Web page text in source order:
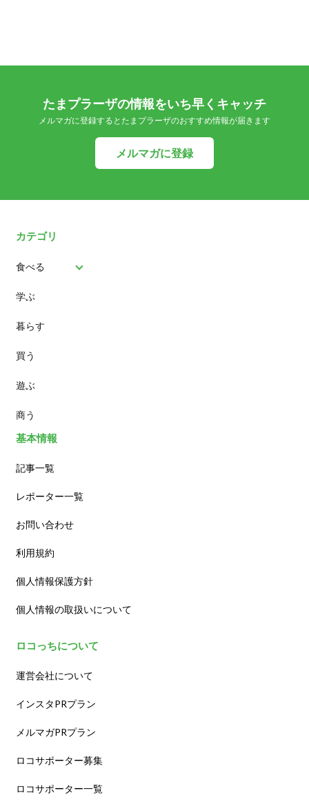
たまプラーザの情報をいち早くキャッチ
メルマガに登録するとたまプラーザのおすすめ情報が届きます
メルマガに登録
カテゴリ
食べる
パン
スイーツ
ランチ
カフェ
学ぶ
暮らす
買う
遊ぶ
商う
基本情報
記事一覧
レポーター一覧
お問い合わせ
利用規約
個人情報保護方針
個人情報の取扱いについて
ロコっちについて
運営会社について
インスタPRプラン
メルマガPRプラン
ロコサポーター募集
ロコサポーター一覧